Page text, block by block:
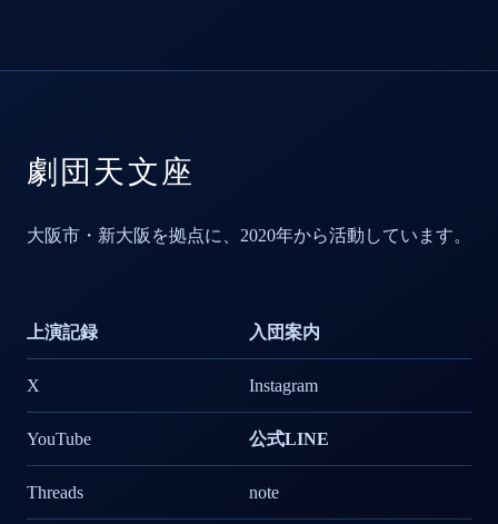
劇団天文座
大阪市・新大阪を拠点に、2020年から活動しています。
上演記録 入団案内
X Instagram
YouTube 公式LINE
Threads note